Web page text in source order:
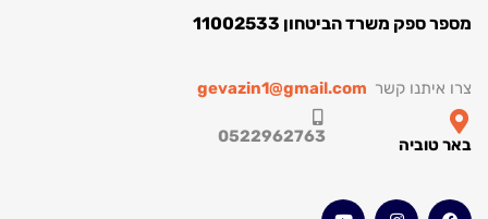
מספר ספק משרד הביטחון 11002533
צרו איתנו קשר
באר טוביה 0522962763